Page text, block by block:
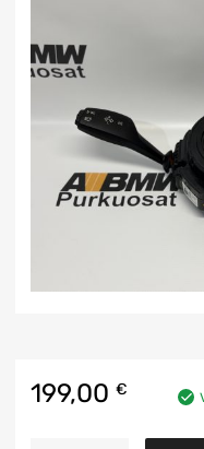
199,00 €